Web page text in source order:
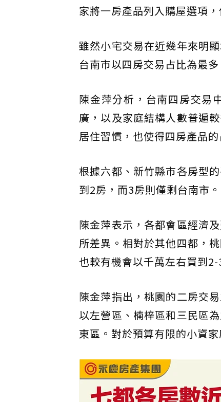
家將一房產品列入購屋選項
雖然小宅交易在近幾年來明
台南市以四房交易占比為最
陳金萍分析，台南四房交易
廣，以及家庭結構人數普遍
居住習慣，也使得四房產品
根據六都、新竹縣市各房型
到2房，而3房則僅剩台南市。
陳金萍表示，各都會區經濟
所差異。相對於其他四都，
也較有機會以千萬左右買到2-
陳金萍指出，桃園的二房交
以左營區、楠梓區和三民區
東區。對於預算有限的小資